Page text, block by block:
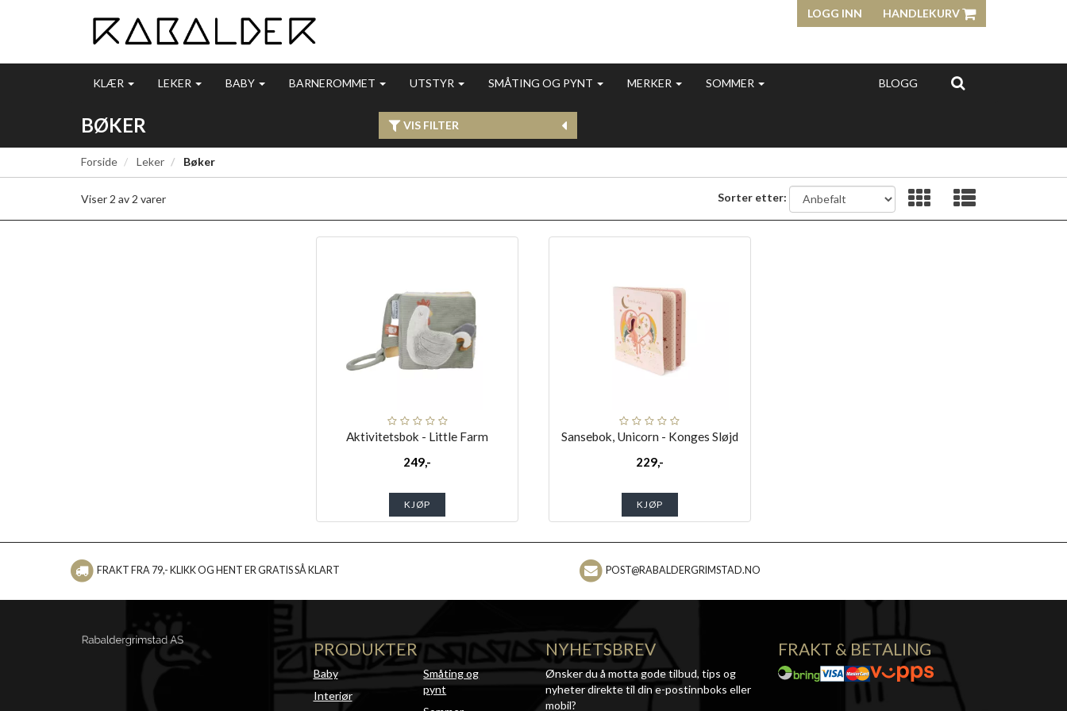
LOGG INN HANDLEKURV
KLÆR LEKER BABY BARNEROMMET UTSTYR SMÅTING OG PYNT MERKER SOMMER BLOGG
BØKER VIS FILTER
Forside Leker Bøker
Viser 2 av 2 varer Sorter etter:
Aktivitetsbok - Little Farm
249,-
KJØP
Sansebok, Unicorn - Konges Sløjd
229,-
KJØP
FRAKT FRA 79,- KLIKK OG HENT ER GRATIS SÅ KLART POST@RABALDERGRIMSTAD.NO
PRODUKTER
Baby
Interiør
Småting og
pynt
NYHETSBREV
Ønsker du å motta gode tilbud, tips og
nyheter direkte til din e-postinnboks eller
mobil?
FRAKT & BETALING